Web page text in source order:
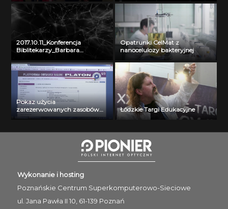
2017.10.11_Konferencja
Biblitekarzy_Barbara
Opatrunki CelMat z
nanocelulozy bakteryjnej
Pokaz użycia
zarezerwowanych zasobów
wirtualnych. Krystian
Łódzkie Targi Edukacyjne
Wykonanie i hosting
Poznańskie Centrum Superkomputerowo-Sieciowe
ul. Jana Pawła II 10, 61-139 Poznań